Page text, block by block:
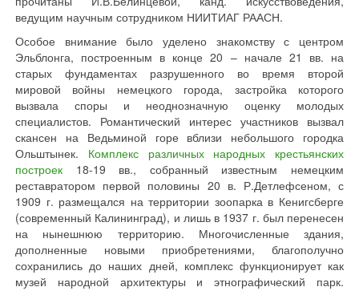
ведущим научным сотрудником НИИТИАГ РААСН.
Особое внимание было уделено знакомству с центром
Эльблонга, построенным в конце 20 – начале 21 вв. на
старых фундаментах разрушенного во время второй
мировой войны немецкого города, застройка которого
вызвала споры и неоднозначную оценку молодых
специалистов. Романтический интерес участников вызвал
скансен на Ведьминой горе вблизи небольшого городка
Ольштынек. Комплекс различных народных крестьянских
построек 18-19 вв., собранный известным немецким
реставратором первой половины 20 в. Р.Детлефсеном, с
1909 г. размещался на территории зоопарка в Кенигсберге
(современный Калининград), и лишь в 1937 г. был перенесен
на нынешнюю территорию. Многочисленные здания,
дополненные новыми приобретениями, благополучно
сохранились до наших дней, комплекс функционирует как
музей народной архитектуры и этнографический парк.